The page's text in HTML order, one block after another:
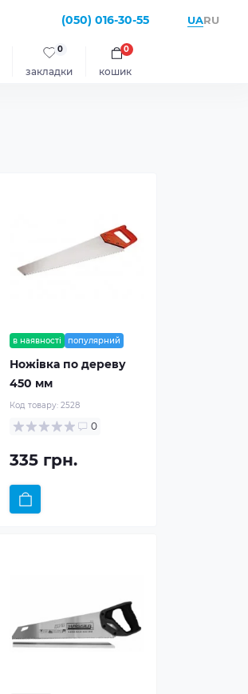
(050) 016-30-55 UARU
закладки
0
кошик
0
в наявності популярний
Ножівка по дереву
450 мм
Код товару:2528
0
335 грн.